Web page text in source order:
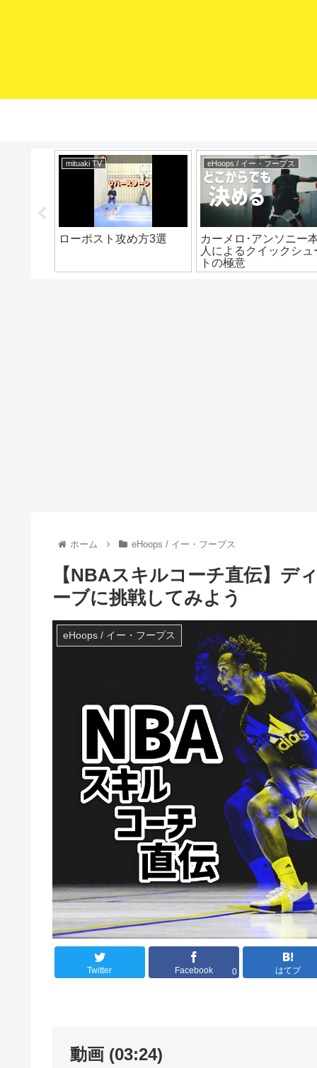
mituaki TV
ローポスト攻め方3選
eHoops / イー・フープス
カーメロ･アンソニー
人によるクイックシュ
トの極意
ホーム eHoops / イー・フープス
【NBAスキルコーチ直伝】デ
ーブに挑戦してみよう
eHoops / イー・フープス
Twitter Facebook 0 はてブ
動画 (03:24)